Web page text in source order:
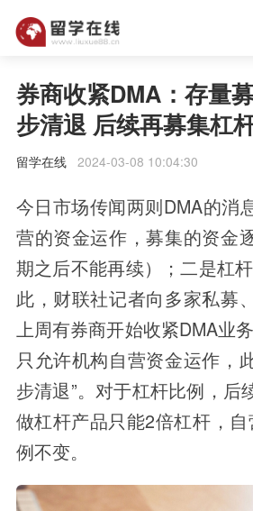
券商收紧DMA：存量
步清退 后续再募集杠
留学在线2024-03-08 10:04:30
今日市场传闻两则DMA的消
营的资金运作，募集的资金
期之后不能再续）；二是杠
此，财联社记者向多家私募
上周有券商开始收紧DMA业
只允许机构自营资金运作，
步清退”。对于杠杆比例，后
做杠杆产品只能2倍杠杆，
例不变。